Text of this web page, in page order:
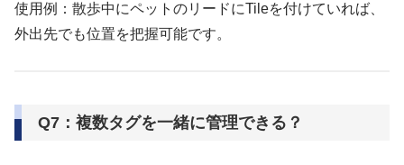
使用例：散歩中にペットのリードにTileを付けていれば、
外出先でも位置を把握可能です。
Q7：複数タグを一緒に管理できる？